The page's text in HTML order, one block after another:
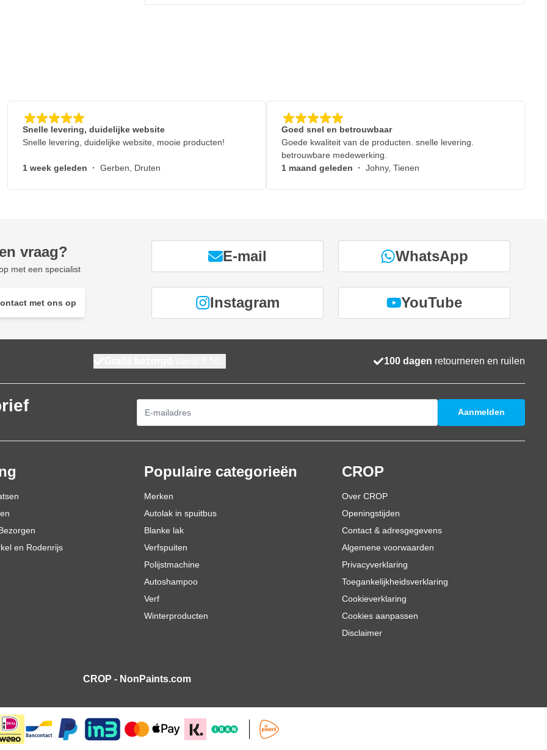
Snelle levering, duidelijke website
Snelle levering, duidelijke website, mooie producten!
1 week geleden · Gerben, Druten
Goed snel en betrouwbaar
Goede kwaliteit van de producten. snelle levering.
betrouwbare medewerking.
1 maand geleden · Johny, Tienen
vraag?
met een specialist
met ons op
E-mail WhatsApp
Instagram YouTube
100 dagen retourneren en ruilen
Aanmelden
en Rodenrijs
Populaire categorieën
Merken
Autolak in spuitbus
Blanke lak
Verfspuiten
Polijstmachine
Autoshampoo
Verf
Winterproducten
CROP
Over CROP
Openingstijden
Contact & adresgegevens
Algemene voorwaarden
Privacyverklaring
Toegankelijkheidsverklaring
Cookieverklaring
Cookies aanpassen
Disclaimer
CROP - NonPaints.com